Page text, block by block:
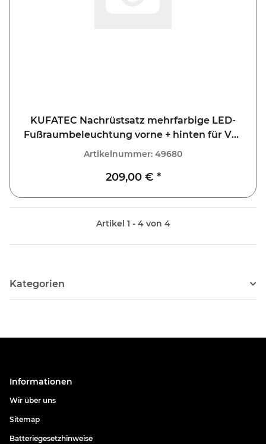
KUFATEC Nachrüstsatz mehrfarbige LED-
Fußraumbeleuchtung vorne + hinten für VW
Golf 8 CD, CG
Artikelnummer: 49680
209,00 € *
Artikel 1 - 4 von 4
Kategorien
Informationen
Wir über uns
Sitemap
Batteriegesetzhinweise